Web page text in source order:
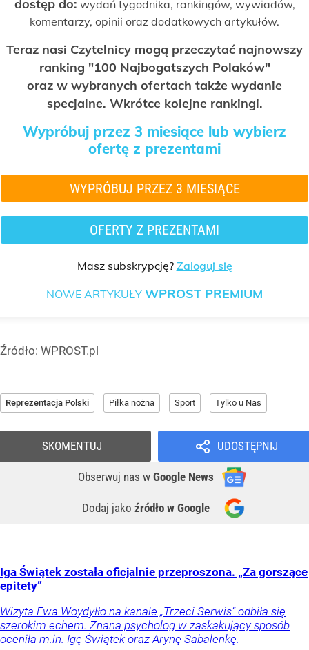
dostęp do: wydań tygodnika, rankingów, wywiadów,
komentarzy, opinii oraz dodatkowych artykułów.
Teraz nasi Czytelnicy mogą przeczytać najnowszy
ranking "100 Najbogatszych Polaków"
oraz w wybranych ofertach także wydanie
specjalne. Wkrótce kolejne rankingi.
Wypróbuj przez 3 miesiące lub wybierz
ofertę z prezentami
WYPRÓBUJ PRZEZ 3 MIESIĄCE
OFERTY Z PREZENTAMI
Masz subskrypcję? Zaloguj się
NOWE ARTYKUŁY WPROST PREMIUM
Źródło: WPROST.pl
Reprezentacja Polski Piłka nożna Sport Tylko u Nas
UDOSTĘPNIJ
Obserwuj nas w Google News
Dodaj jako źródło w Google
SKOMENTUJ
Iga Świątek została oficjalnie przeproszona. „Za gorszące
epitety”
Wizyta Ewa Woydyłło na kanale „Trzeci Serwis” odbiła się
szerokim echem. Znana psycholog w zaskakujący sposób
oceniła m.in. Igę Świątek oraz Arynę Sabalenkę.